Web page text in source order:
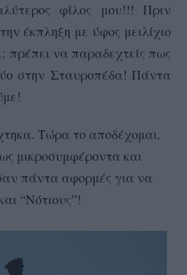
φίλος μου!!! Πριν
έκπληξη με ύφος μειλίχιο
πρέπει να παραδεχτείς πως
στην Σταυροπέδα! Πάντα
Τώρα το αποδέχομαι.
μικροσυμφέροντα και
πάντα αφορμές για να
“Νότιους”!